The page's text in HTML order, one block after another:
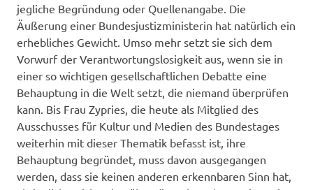
jegliche Begründung oder Quellenangabe. Die
Äußerung einer Bundesjustizministerin hat natürlich ein
erhebliches Gewicht. Umso mehr setzt sie sich dem
Vorwurf der Verantwortungslosigkeit aus, wenn sie in
einer so wichtigen gesellschaftlichen Debatte eine
Behauptung in die Welt setzt, die niemand überprüfen
kann. Bis Frau Zypries, die heute als Mitglied des
Ausschusses für Kultur und Medien des Bundestages
weiterhin mit dieser Thematik befasst ist, ihre
Behauptung begründet, muss davon ausgegangen
werden, dass sie keinen anderen erkennbaren Sinn hat,